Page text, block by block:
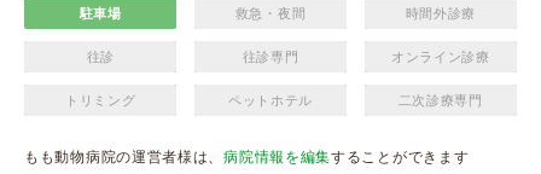
駐車場 救急・夜間 時間外診療
往診 往診専門 オンライン診療
トリミング ペットホテル 二次診療専門
もも動物病院の運営者様は、病院情報を編集することができます